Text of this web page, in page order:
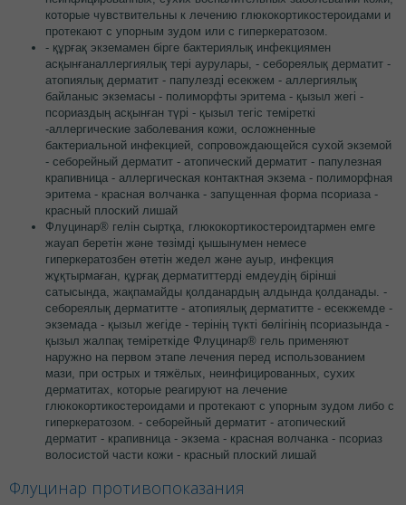
которые чувствительны к лечению глюкокортикостероидами и
протекают с упорным зудом или с гиперкератозом.
- құрғақ экземамен бірге бактериялық инфекциямен
асқынғаналлергиялық тері аурулары, - себореялық дерматит -
атопиялық дерматит - папулезді есекжем - аллергиялық
байланыс экземасы - полиморфты эритема - қызыл жегі -
псориаздың асқынған түрі - қызыл тегіс теміреткі
-аллергические заболевания кожи, осложненные
бактериальной инфекцией, сопровождающейся сухой экземой
- себорейный дерматит - атопический дерматит - папулезная
крапивница - аллергическая контактная экзема - полиморфная
эритема - красная волчанка - запущенная форма псориаза -
красный плоский лишай
Флуцинар® гелін сыртқа, глюкокортикостероидтармен емге
жауап беретін және төзімді қышынумен немесе
гиперкератозбен өтетін жедел және ауыр, инфекция
жұқтырмаған, құрғақ дерматиттерді емдеудің бірінші
сатысында, жақпамайды қолданардың алдында қолданады. -
себореялық дерматитте - атопиялық дерматитте - есекжемде -
экземада - қызыл жегіде - терінің түкті бөлігінің псориазында -
қызыл жалпақ теміреткіде Флуцинар® гель применяют
наружно на первом этапе лечения перед использованием
мази, при острых и тяжёлых, неинфицированных, сухих
дерматитах, которые реагируют на лечение
глюкокортикостероидами и протекают с упорным зудом либо с
гиперкератозом. - себорейный дерматит - атопический
дерматит - крапивница - экзема - красная волчанка - псориаз
волосистой части кожи - красный плоский лишай
Флуцинар противопоказания